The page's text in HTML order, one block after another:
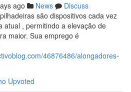
ago News
Discuss
são dispositivos cada vez
atual , permitindo a elevação de
maior. Sua emprego é
46876486/alongadores-
Upvoted